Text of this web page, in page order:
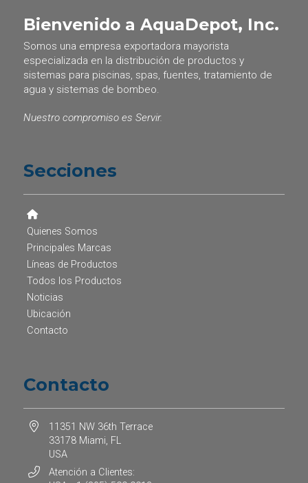
Bienvenido a AquaDepot, Inc.
Somos una empresa exportadora mayorista
especializada en la distribución de productos y
sistemas para piscinas, spas, fuentes, tratamiento de
agua y sistemas de bombeo.
Nuestro compromiso es Servir.
Secciones
Quienes Somos
Principales Marcas
Líneas de Productos
Todos los Productos
Noticias
Ubicación
Contacto
Contacto
11351 NW 36th Terrace
33178 Miami, FL
USA
Atención a Clientes: